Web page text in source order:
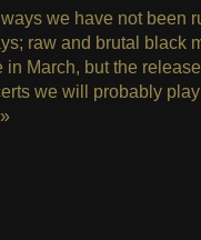
we have not been
raw and brutal black
in March, but the
we will probably